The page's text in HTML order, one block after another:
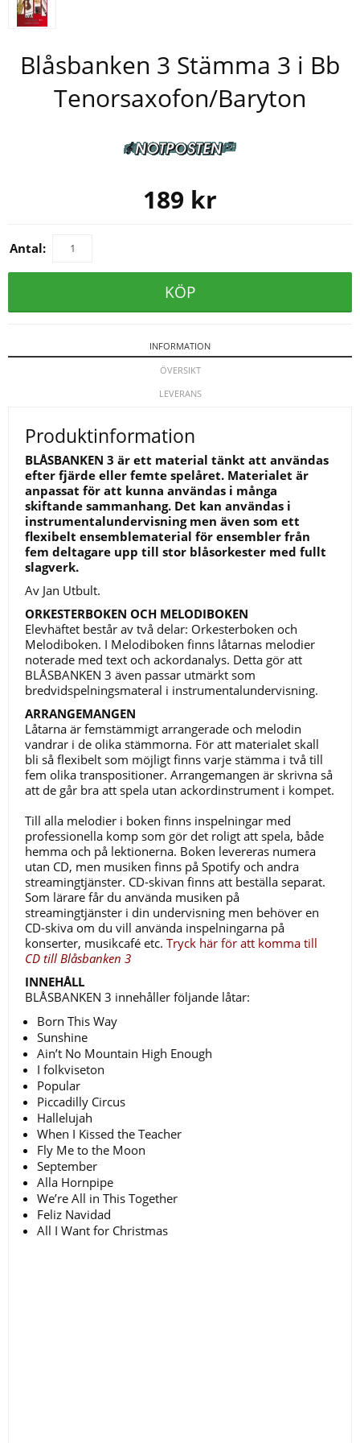
Blåsbanken 3 Stämma 3 i Bb
Tenorsaxofon/Baryton
189 kr
Antal:
KÖP
INFORMATION
ÖVERSIKT
LEVERANS
Produktinformation
BLÅSBANKEN 3 är ett material tänkt att användas
efter fjärde eller femte spelåret. Materialet är
anpassat för att kunna användas i många
skiftande sammanhang. Det kan användas i
instrumentalundervisning men även som ett
flexibelt ensemblematerial för ensembler från
fem deltagare upp till stor blåsorkester med fullt
slagverk.
Av Jan Utbult.
ORKESTERBOKEN OCH MELODIBOKEN
Elevhäftet består av två delar: Orkesterboken och
Melodiboken. I Melodiboken finns låtarnas melodier
noterade med text och ackordanalys. Detta gör att
BLÅSBANKEN 3 även passar utmärkt som
bredvidspelningsmateral i instrumentalundervisning.
ARRANGEMANGEN
Låtarna är femstämmigt arrangerade och melodin
vandrar i de olika stämmorna. För att materialet skall
bli så flexibelt som möjligt finns varje stämma i två till
fem olika transpositioner. Arrangemangen är skrivna så
att de går bra att spela utan ackordinstrument i kompet.
Till alla melodier i boken finns inspelningar med
professionella komp som gör det roligt att spela, både
hemma och på lektionerna. Boken levereras numera
utan CD, men musiken finns på Spotify och andra
streamingtjänster. CD-skivan finns att beställa separat.
Som lärare får du använda musiken på
streamingtjänster i din undervisning men behöver en
CD-skiva om du vill använda inspelningarna på
konserter, musikcafé etc. Tryck här för att komma till
CD till Blåsbanken 3
INNEHÅLL
BLÅSBANKEN 3 innehåller följande låtar:
Born This Way
Sunshine
Ain’t No Mountain High Enough
I folkviseton
Popular
Piccadilly Circus
Hallelujah
When I Kissed the Teacher
Fly Me to the Moon
September
Alla Hornpipe
We’re All in This Together
Feliz Navidad
All I Want for Christmas